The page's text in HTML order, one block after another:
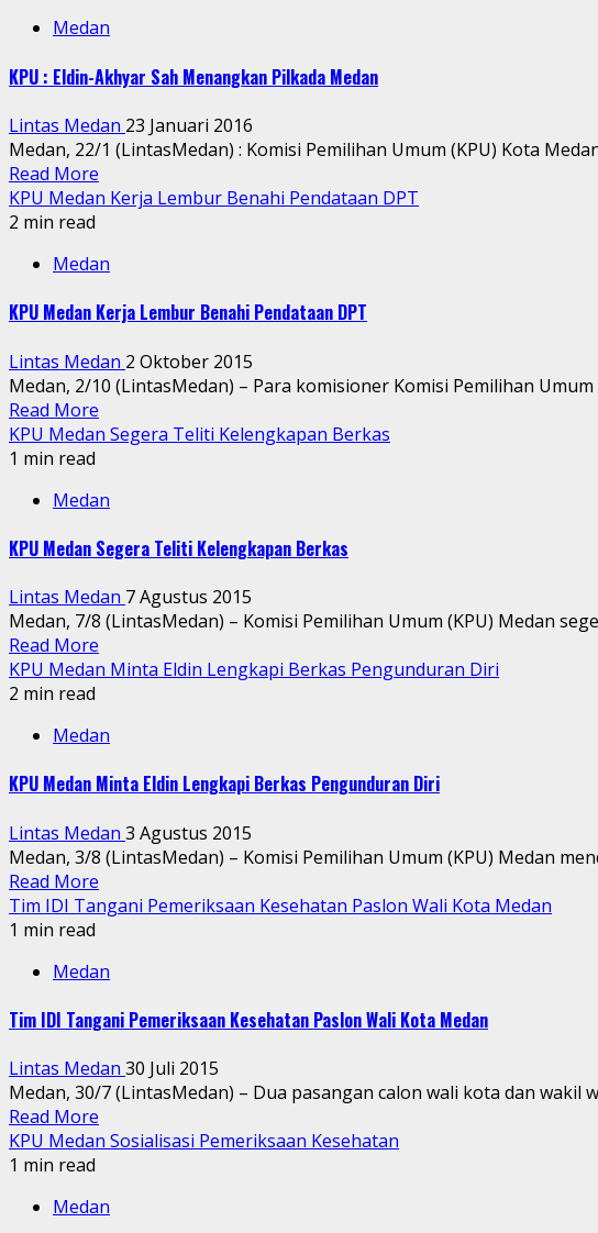
Medan
KPU : Eldin-Akhyar Sah Menangkan Pilkada Medan
Lintas Medan 23 Januari 2016
Medan, 22/1 (LintasMedan) : Komisi Pemilihan Umum (KPU) Kota
Read More
KPU Medan Kerja Lembur Benahi Pendataan DPT
2 min read
Medan
KPU Medan Kerja Lembur Benahi Pendataan DPT
Lintas Medan 2 Oktober 2015
Medan, 2/10 (LintasMedan) – Para komisioner Komisi Pemilihan
Read More
KPU Medan Segera Teliti Kelengkapan Berkas
1 min read
Medan
KPU Medan Segera Teliti Kelengkapan Berkas
Lintas Medan 7 Agustus 2015
Medan, 7/8 (LintasMedan) – Komisi Pemilihan Umum (KPU) Medan
Read More
KPU Medan Minta Eldin Lengkapi Berkas Pengunduran Diri
2 min read
Medan
KPU Medan Minta Eldin Lengkapi Berkas Pengunduran Diri
Lintas Medan 3 Agustus 2015
Medan, 3/8 (LintasMedan) – Komisi Pemilihan Umum (KPU) Medan
Read More
Tim IDI Tangani Pemeriksaan Kesehatan Paslon Wali Kota Medan
1 min read
Medan
Tim IDI Tangani Pemeriksaan Kesehatan Paslon Wali Kota Medan
Lintas Medan 30 Juli 2015
Medan, 30/7 (LintasMedan) – Dua pasangan calon wali kota dan wakil
Read More
KPU Medan Sosialisasi Pemeriksaan Kesehatan
1 min read
Medan